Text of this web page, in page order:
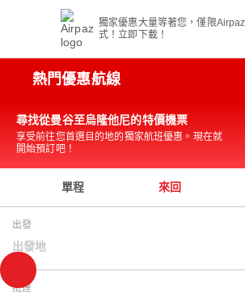
獨家優惠大量等著您，僅限
式！立即下載！
熱門優惠航線
尋找從曼谷至烏隆他尼的特價機票
享受前往您首選目的地的獨家航班優惠。現在就
開始預訂吧！
單程 來回
出發
出發地
抵達